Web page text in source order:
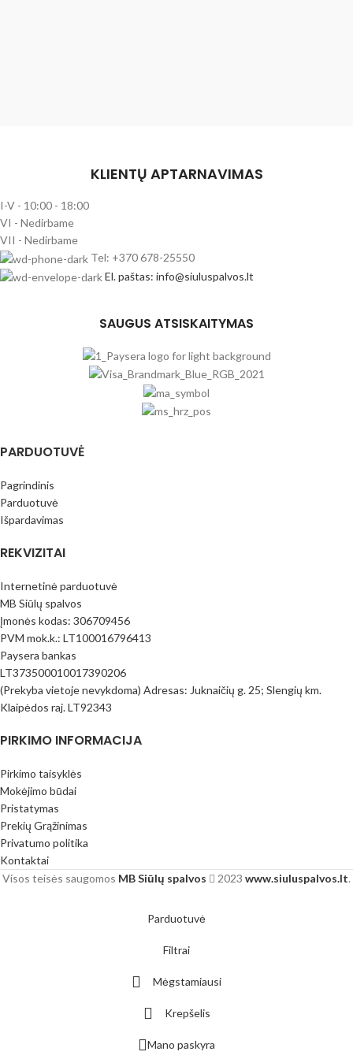
KLIENTŲ APTARNAVIMAS
I-V - 10:00 - 18:00
VI - Nedirbame
VII - Nedirbame
Tel: +370 678-25550
El. paštas: info@siuluspalvos.lt
SAUGUS ATSISKAITYMAS
PARDUOTUVĖ
Pagrindinis
Parduotuvė
Išpardavimas
REKVIZITAI
Internetinė parduotuvė
MB Siūlų spalvos
Įmonės kodas: 306709456
PVM mok.k.: LT100016796413
Paysera bankas
LT373500010017390206
(Prekyba vietoje nevykdoma) Adresas: Juknaičių g. 25; Slengių km.
Klaipėdos raj. LT92343
PIRKIMO INFORMACIJA
Pirkimo taisyklės
Mokėjimo būdai
Pristatymas
Prekių Grąžinimas
Privatumo politika
Kontaktai
Visos teisės saugomos MB Siūlų spalvos 2023 www.siuluspalvos.lt.
Parduotuvė
Filtrai
Mėgstamiausi
Krepšelis
Mano paskyra